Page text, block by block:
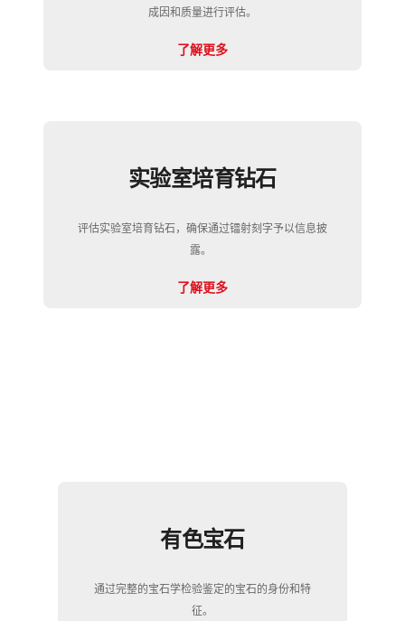
成因和质量进行评估。
了解更多
实验室培育钻石
评估实验室培育钻石，确保通过镭射刻字予以信息披
露。
了解更多
有色宝石
通过完整的宝石学检验鉴定的宝石的身份和特
征。